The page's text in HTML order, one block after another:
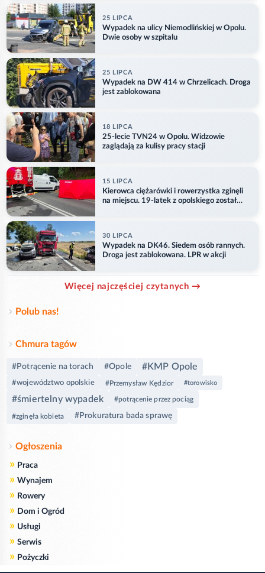
25 LIPCA
Wypadek na ulicy Niemodlińskiej w Opolu.
Dwie osoby w szpitalu
25 LIPCA
Wypadek na DW 414 w Chrzelicach. Droga
jest zablokowana
18 LIPCA
25-lecie TVN24 w Opolu. Widzowie
zaglądają za kulisy pracy stacji
15 LIPCA
Kierowca ciężarówki i rowerzystka zginęli
na miejscu. 19-latek z opolskiego został
30 LIPCA
Wypadek na DK46. Siedem osób rannych.
Droga jest zablokowana. LPR w akcji
Więcej najczęściej czytanych →
Polub nas!
Chmura tagów
#Potrącenie na torach #Opole #KMP Opole
#województwo opolskie #Przemysław Kędzior #torowisko
#śmiertelny wypadek #potrącenie przez pociąg
#zginęła kobieta #Prokuratura bada sprawę
Ogłoszenia
» Praca
» Wynajem
» Rowery
» Dom i Ogród
» Usługi
» Serwis
» Pożyczki